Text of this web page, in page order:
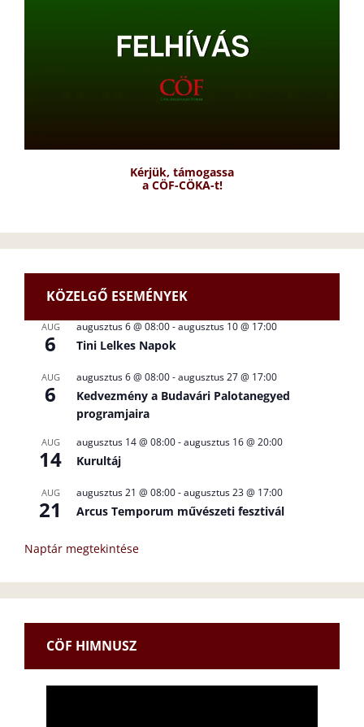
Kérjük, támogassa
a CÖF-CÖKA-t!
KÖZELGŐ ESEMÉNYEK
AUG
6
augusztus 6 @ 08:00-augusztus 10 @ 17:00
Tini Lelkes Napok
AUG
6
augusztus 6 @ 08:00-augusztus 27 @ 17:00
Kedvezmény a Budavári Palotanegyed
programjaira
AUG
14
augusztus 14 @ 08:00-augusztus 16 @ 20:00
Kurultáj
AUG
21
augusztus 21 @ 08:00-augusztus 23 @ 17:00
Arcus Temporum művészeti fesztivál
Naptár megtekintése
CÖF HIMNUSZ